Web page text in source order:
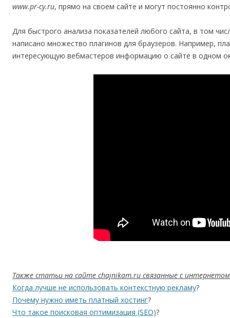
www.pr-cy.ru, прямо на своем сайте и могут постоянно
Для быстрого анализа показателей любого сайта, в том
написано множество плагинов для браузеров. Например,
интересующую вебмастеров информацию о сайте в одном
Также статьи на сайте chajnikam.ru связанные с
Когда лучше не использовать контекстную рекламу?
Почему нужно иметь платный хостинг?
Что такое поисковая оптимизация (SEO)?